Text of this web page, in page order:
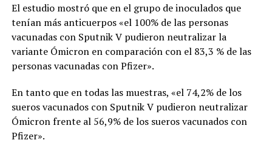
El estudio mostró que en el grupo de inoculados que
tenían más anticuerpos «el 100% de las personas
vacunadas con Sputnik V pudieron neutralizar la
variante Ómicron en comparación con el 83,3 % de las
personas vacunadas con Pfizer».
En tanto que en todas las muestras, «el 74,2% de los
sueros vacunados con Sputnik V pudieron neutralizar
Ómicron frente al 56,9% de los sueros vacunados con
Pfizer».